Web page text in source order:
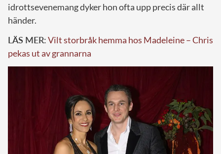
idrottsevenemang dyker hon ofta upp precis där allt
händer.
LÄS MER:Vilt storbråk hemma hos Madeleine – Chris
pekas ut av grannarna